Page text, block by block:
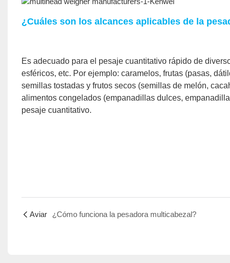
¿Cuáles son los alcances aplicables de la
Es adecuado para el pesaje cuantitativo rápido de
esféricos, etc. Por ejemplo: caramelos, frutas (pasas,
semillas tostadas y frutos secos (semillas de melón,
alimentos congelados (empanadillas dulces,
pesaje cuantitativo.
Aviar ¿Cómo funciona la pesadora multicabezal?